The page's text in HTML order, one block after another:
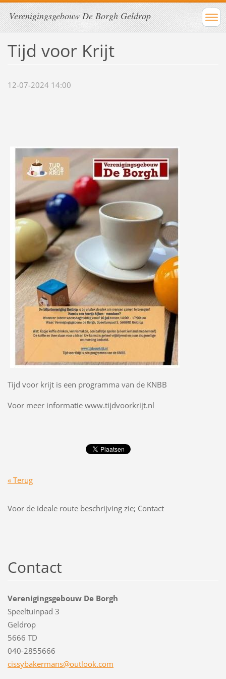
Verenigingsgebouw De Borgh Geldrop
Tijd voor Krijt
12-07-2024 14:00
Tijd voor krijt is een programma van de KNBB
Voor meer informatie www.tijdvoorkrijt.nl
« Terug
Voor de ideale route beschrijving zie; Contact
Contact
Verenigingsgebouw De Borgh
Speeltuinpad 3
Geldrop
5666 TD
040-2855666
cissybakermans@outlook.com